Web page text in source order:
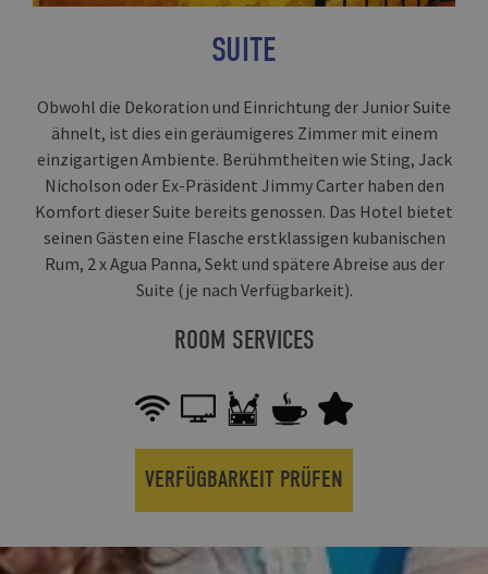
SUITE
Obwohl die Dekoration und Einrichtung der Junior Suite
ähnelt, ist dies ein geräumigeres Zimmer mit einem
einzigartigen Ambiente. Berühmtheiten wie Sting, Jack
Nicholson oder Ex-Präsident Jimmy Carter haben den
Komfort dieser Suite bereits genossen. Das Hotel bietet
seinen Gästen eine Flasche erstklassigen kubanischen
Rum, 2 x Agua Panna, Sekt und spätere Abreise aus der
Suite (je nach Verfügbarkeit).
ROOM SERVICES
VERFÜGBARKEIT PRÜFEN